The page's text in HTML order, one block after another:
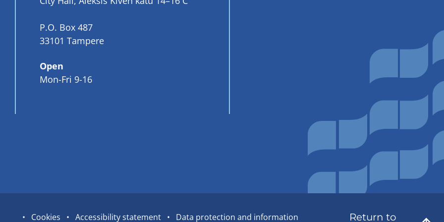
P.O. Box 487
33101 Tampere
Open
Mon-Fri 9-16
SiteCookies Accessibility statement Data protection and information Return to